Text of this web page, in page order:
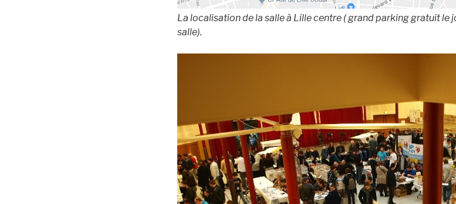
La localisation de la salle à Lille centre ( grand parking gratuit le
salle).